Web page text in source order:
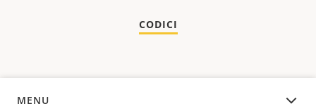
CODICI
MENU
PANORAMICA